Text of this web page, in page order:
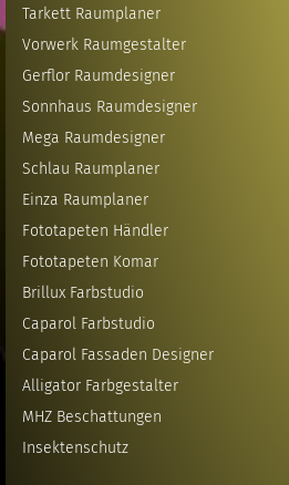
Tarkett Raumplaner
Vorwerk Raumgestalter
Gerflor Raumdesigner
Sonnhaus Raumdesigner
Mega Raumdesigner
Schlau Raumplaner
Einza Raumplaner
Fototapeten Händler
Fototapeten Komar
Brillux Farbstudio
Caparol Farbstudio
Caparol Fassaden Designer
Alligator Farbgestalter
MHZ Beschattungen
Insektenschutz